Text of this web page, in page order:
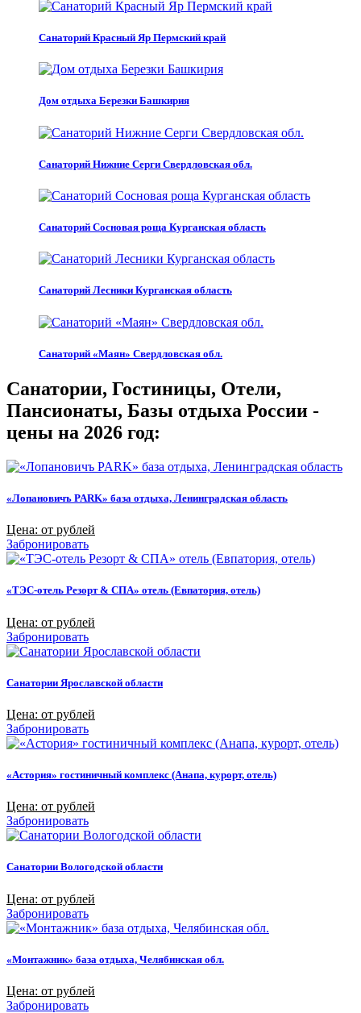
Санаторий Красный Яр Пермский край
Дом отдыха Березки Башкирия
Санаторий Нижние Серги Свердловская обл.
Санаторий Сосновая роща Курганская область
Санаторий Лесники Курганская область
Санаторий «Маян» Свердловская обл.
Санатории, Гостиницы, Отели,
Пансионаты, Базы отдыха России -
цены на 2026 год:
«Лопановичъ PARK» база отдыха, Ленинградская область
Цена: от рублей
Забронировать
«ТЭС-отель Резорт & СПА» отель (Евпатория, отель)
Цена: от рублей
Забронировать
Санатории Ярославской области
Цена: от рублей
Забронировать
«Астория» гостиничный комплекс (Анапа, курорт, отель)
Цена: от рублей
Забронировать
Санатории Вологодской области
Цена: от рублей
Забронировать
«Монтажник» база отдыха, Челябинская обл.
Цена: от рублей
Забронировать